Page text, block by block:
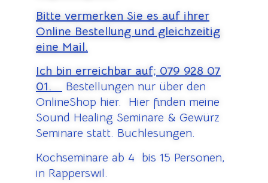
Bitte vermerken Sie es auf ihrer
Online Bestellung und gleichzeitig
eine Mail.
Ich bin erreichbar auf; 079 928 07
01.
Bestellungen nur über den
OnlineShop hier. Hier finden meine
Sound Healing Seminare & Gewürz
Seminare statt. Buchlesungen.
Kochseminare ab 4 bis 15 Personen,
in Rapperswil.